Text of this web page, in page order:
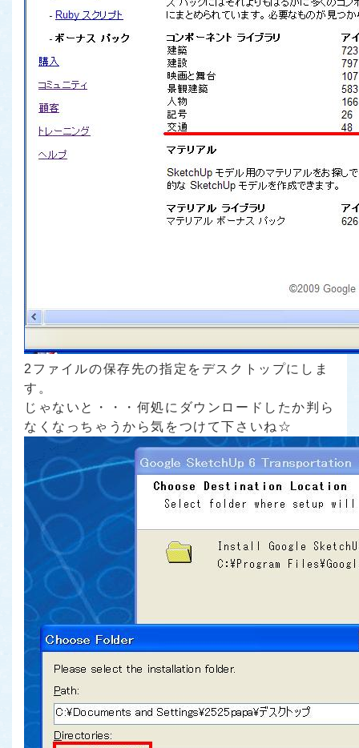
2ファイルの保存先の指定をデスクトップにしま
す。
じゃないと・・・何処にダウンロードしたか判ら
なくなっちゃうから気をつけて下さいね☆